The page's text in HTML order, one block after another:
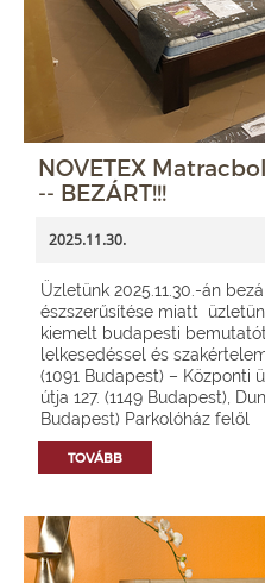
NOVETEX
-- BEZÁRT!!!
2025.11.30.
Üzletünk 2025.11.30.-án
észszerűsítése miatt
kiemelt budapesti
lelkesedéssel és
(1091 Budapest) – Központi
útja 127. (1149 Budapest),
Budapest) Parkolóház felől
TOVÁBB